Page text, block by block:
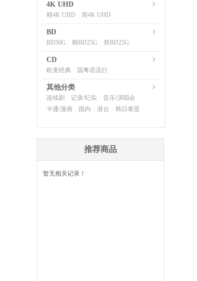
4K UHD
精4K UHD 简4K UHD
BD
BD50G 精BD25G 简BD25G
CD
欧美经典 国粤语流行
其他分类
连续剧 记录/纪实 音乐/演唱会
卡通/漫画 国内 港台 韩日泰亚
推荐商品
暂无相关记录！